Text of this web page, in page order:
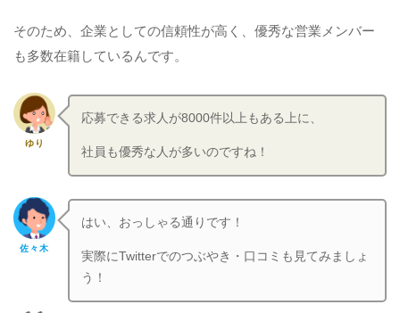
そのため、企業としての信頼性が高く、優秀な営業メンバー
も多数在籍しているんです。
ゆり
応募できる求人が8000件以上もある上に、
社員も優秀な人が多いのですね！
佐々木
はい、おっしゃる通りです！
実際にTwitterでのつぶやき・口コミも見てみましょ
う！